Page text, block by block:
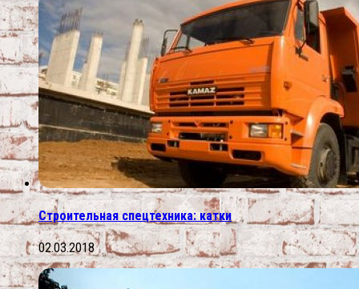
Строительная спецтехника: катки
02.03.2018